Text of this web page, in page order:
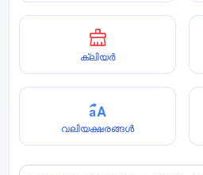
ക്ലിയർ
വലിയക്ഷരങ്ങൾ